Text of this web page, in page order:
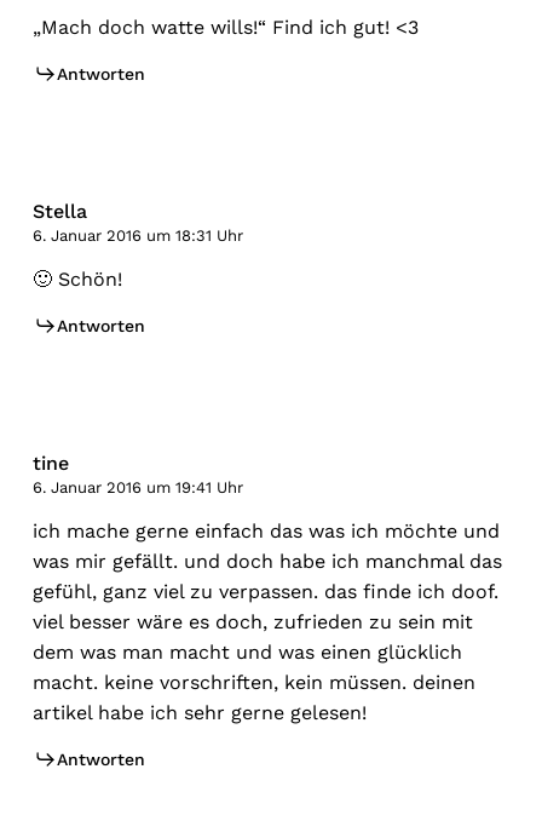
„Mach doch watte wills!“ Find ich gut! <3
Antworten
Stella
6. Januar 2016 um 18:31 Uhr
🙂 Schön!
Antworten
tine
6. Januar 2016 um 19:41 Uhr
ich mache gerne einfach das was ich möchte und
was mir gefällt. und doch habe ich manchmal das
gefühl, ganz viel zu verpassen. das finde ich doof.
viel besser wäre es doch, zufrieden zu sein mit
dem was man macht und was einen glücklich
macht. keine vorschriften, kein müssen. deinen
artikel habe ich sehr gerne gelesen!
Antworten